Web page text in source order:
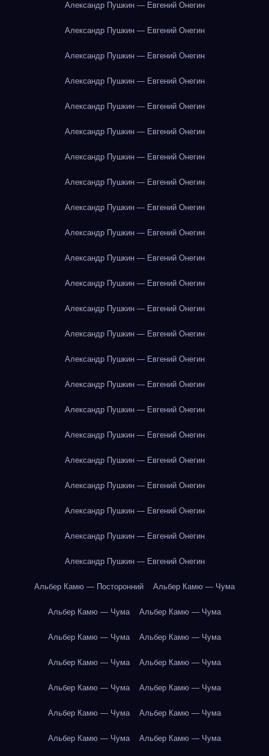
Александр Пушкин — Евгений Онегин
Александр Пушкин — Евгений Онегин
Александр Пушкин — Евгений Онегин
Александр Пушкин — Евгений Онегин
Александр Пушкин — Евгений Онегин
Александр Пушкин — Евгений Онегин
Александр Пушкин — Евгений Онегин
Александр Пушкин — Евгений Онегин
Александр Пушкин — Евгений Онегин
Александр Пушкин — Евгений Онегин
Александр Пушкин — Евгений Онегин
Александр Пушкин — Евгений Онегин
Александр Пушкин — Евгений Онегин
Александр Пушкин — Евгений Онегин
Александр Пушкин — Евгений Онегин
Александр Пушкин — Евгений Онегин
Александр Пушкин — Евгений Онегин
Александр Пушкин — Евгений Онегин
Александр Пушкин — Евгений Онегин
Александр Пушкин — Евгений Онегин
Александр Пушкин — Евгений Онегин
Александр Пушкин — Евгений Онегин
Александр Пушкин — Евгений Онегин
Альбер Камю — Посторонний Альбер Камю — Чума
Альбер Камю — Чума Альбер Камю — Чума
Альбер Камю — Чума Альбер Камю — Чума
Альбер Камю — Чума Альбер Камю — Чума
Альбер Камю — Чума Альбер Камю — Чума
Альбер Камю — Чума Альбер Камю — Чума
Альбер Камю — Чума Альбер Камю — Чума